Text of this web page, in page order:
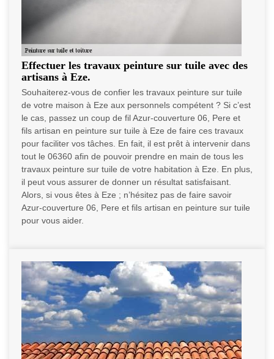
Effectuer les travaux peinture sur tuile avec des
artisans à Eze.
Souhaiterez-vous de confier les travaux peinture sur tuile
de votre maison à Eze aux personnels compétent ? Si c’est
le cas, passez un coup de fil Azur-couverture 06, Pere et
fils artisan en peinture sur tuile à Eze de faire ces travaux
pour faciliter vos tâches. En fait, il est prêt à intervenir dans
tout le 06360 afin de pouvoir prendre en main de tous les
travaux peinture sur tuile de votre habitation à Eze. En plus,
il peut vous assurer de donner un résultat satisfaisant.
Alors, si vous êtes à Eze ; n’hésitez pas de faire savoir
Azur-couverture 06, Pere et fils artisan en peinture sur tuile
pour vous aider.